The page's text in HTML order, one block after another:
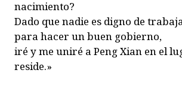
nacimiento?
Dado que nadie es digno de
para hacer un buen gobierno,
iré y me uniré a Peng Xian en el
reside.»